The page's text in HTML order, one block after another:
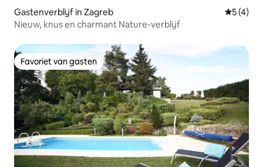
Gastenverblijf in Zagreb
5 (4)
Nieuw, knus en charmant Nature-verblijf
Favoriet van gasten
Favoriet van gasten